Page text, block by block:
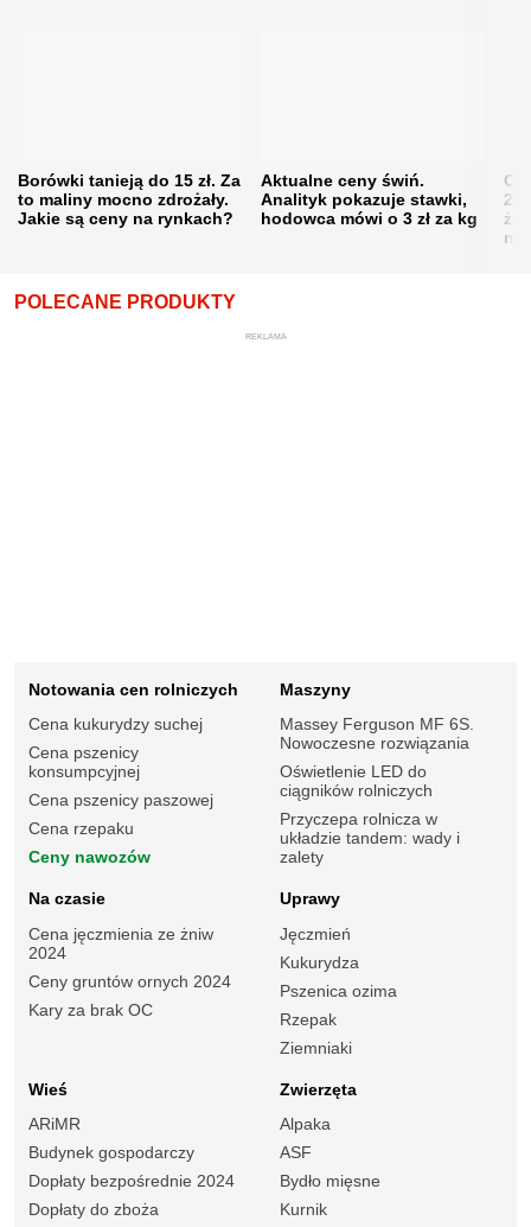
Borówki tanieją do 15 zł. Za
to maliny mocno zdrożały.
Jakie są ceny na rynkach?
Aktualne ceny świń.
Analityk pokazuje stawki,
hodowca mówi o 3 zł za kg
POLECANE PRODUKTY
REKLAMA
Notowania cen rolniczych
Cena kukurydzy suchej
Cena pszenicy
konsumpcyjnej
Cena pszenicy paszowej
Cena rzepaku
Ceny nawozów
Maszyny
Massey Ferguson MF 6S.
Nowoczesne rozwiązania
Oświetlenie LED do
ciągników rolniczych
Przyczepa rolnicza w
układzie tandem: wady i
zalety
Na czasie
Cena jęczmienia ze żniw
2024
Ceny gruntów ornych 2024
Kary za brak OC
Uprawy
Jęczmień
Kukurydza
Pszenica ozima
Rzepak
Ziemniaki
Wieś
ARiMR
Budynek gospodarczy
Dopłaty bezpośrednie 2024
Dopłaty do zboża
Zwierzęta
Alpaka
ASF
Bydło mięsne
Kurnik